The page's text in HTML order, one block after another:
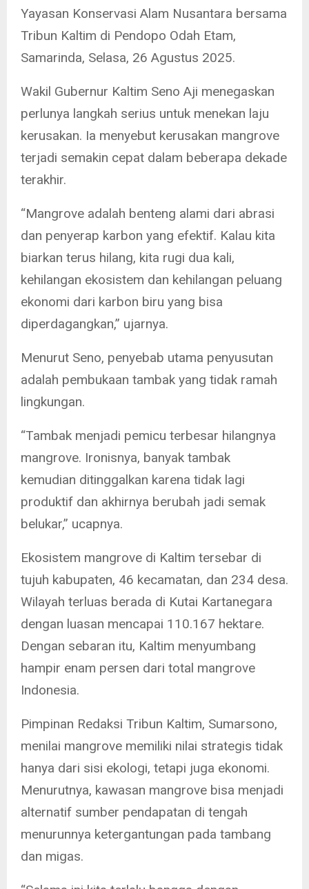
Yayasan Konservasi Alam Nusantara bersama
Tribun Kaltim di Pendopo Odah Etam,
Samarinda, Selasa, 26 Agustus 2025.
Wakil Gubernur Kaltim Seno Aji menegaskan
perlunya langkah serius untuk menekan laju
kerusakan. Ia menyebut kerusakan mangrove
terjadi semakin cepat dalam beberapa dekade
terakhir.
“Mangrove adalah benteng alami dari abrasi
dan penyerap karbon yang efektif. Kalau kita
biarkan terus hilang, kita rugi dua kali,
kehilangan ekosistem dan kehilangan peluang
ekonomi dari karbon biru yang bisa
diperdagangkan,” ujarnya.
Menurut Seno, penyebab utama penyusutan
adalah pembukaan tambak yang tidak ramah
lingkungan.
“Tambak menjadi pemicu terbesar hilangnya
mangrove. Ironisnya, banyak tambak
kemudian ditinggalkan karena tidak lagi
produktif dan akhirnya berubah jadi semak
belukar,” ucapnya.
Ekosistem mangrove di Kaltim tersebar di
tujuh kabupaten, 46 kecamatan, dan 234 desa.
Wilayah terluas berada di Kutai Kartanegara
dengan luasan mencapai 110.167 hektare.
Dengan sebaran itu, Kaltim menyumbang
hampir enam persen dari total mangrove
Indonesia.
Pimpinan Redaksi Tribun Kaltim, Sumarsono,
menilai mangrove memiliki nilai strategis tidak
hanya dari sisi ekologi, tetapi juga ekonomi.
Menurutnya, kawasan mangrove bisa menjadi
alternatif sumber pendapatan di tengah
menurunnya ketergantungan pada tambang
dan migas.